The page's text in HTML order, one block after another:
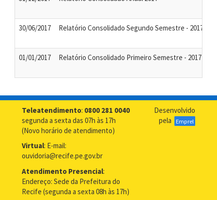
30/06/2017 Relatório Consolidado Segundo Semestre - 2017
01/01/2017 Relatório Consolidado Primeiro Semestre - 2017
Teleatendimento: 0800 281 0040
segunda a sexta das 07h às 17h
(Novo horário de atendimento)
Virtual: E-mail:
ouvidoria@recife.pe.gov.br
Atendimento Presencial:
Endereço: Sede da Prefeitura do
Recife (segunda a sexta 08h às 17h)
Desenvolvido
pela
Emprel